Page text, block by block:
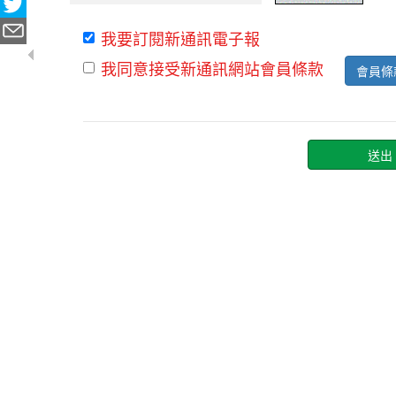
我要訂閱新通訊電子報
我同意接受新通訊網站會員條款
會員